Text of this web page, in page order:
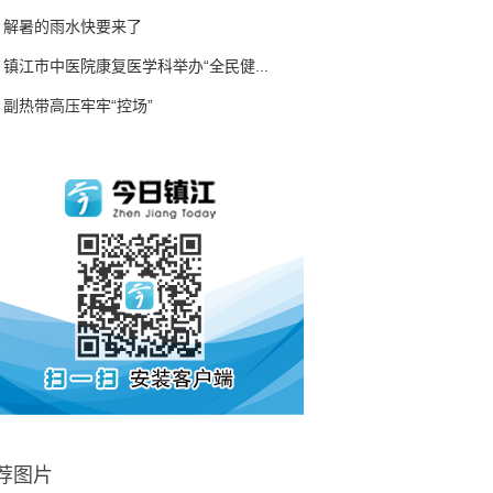
解暑的雨水快要来了
镇江市中医院康复医学科举办“全民健...
副热带高压牢牢“控场”
图片